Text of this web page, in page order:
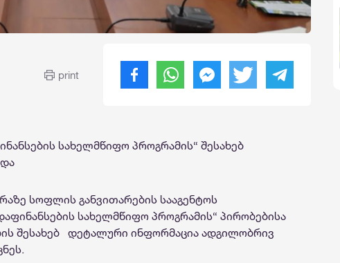
print
სახელმწიფო პროგრამის“ შესახებ
სოფლის განვითარების სააგენტოს
სახელმწიფო პროგრამის“ პირობებისა
შესახებ დეტალური ინფორმაცია ადგილობრივ